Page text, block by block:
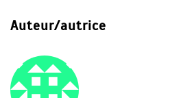
Auteur/autrice